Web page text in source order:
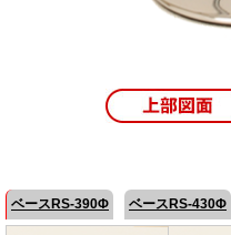
ベースRS-390Φ ベースRS-430Φ